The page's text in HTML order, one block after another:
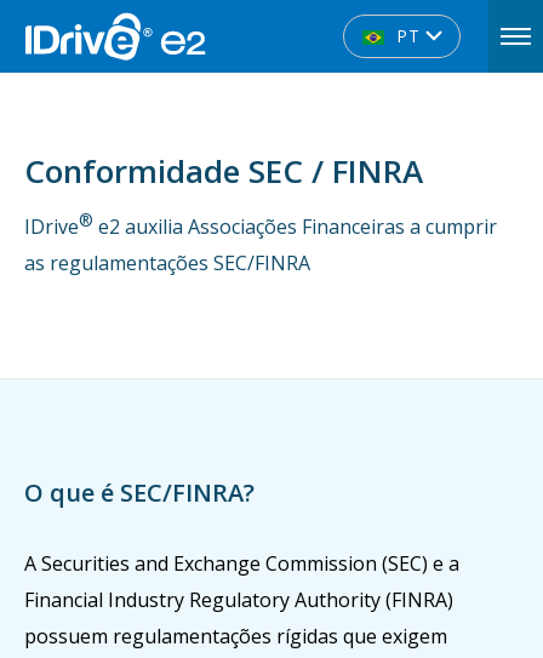
PT
Conformidade SEC / FINRA
IDrive® e2 auxilia Associações Financeiras a cumprir
as regulamentações SEC/FINRA
O que é SEC/FINRA?
A Securities and Exchange Commission (SEC) e a
Financial Industry Regulatory Authority (FINRA)
possuem regulamentações rígidas que exigem